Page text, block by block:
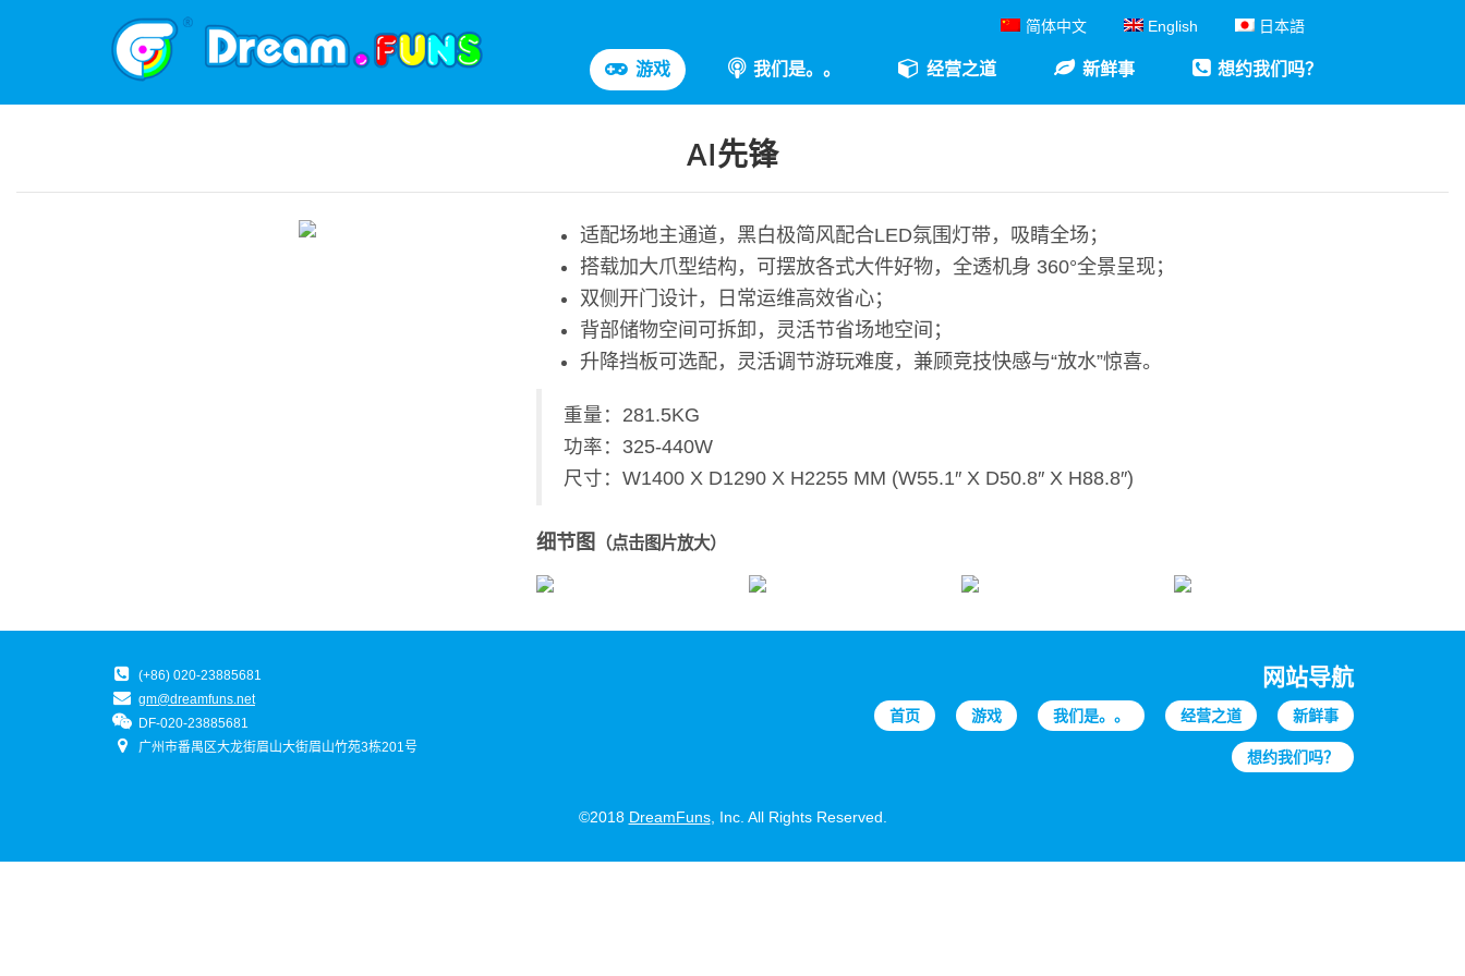
简体中文 English 日本語
游戏 我们是。。 经营之道 新鲜事 想约我们吗？
AI先锋
适配场地主通道，黑白极简风配合LED氛围灯带，吸睛全场；
搭载加大爪型结构，可摆放各式大件好物，全透机身 360°全景呈现；
双侧开门设计，日常运维高效省心；
背部储物空间可拆卸，灵活节省场地空间；
升降挡板可选配，灵活调节游玩难度，兼顾竞技快感与“放水”惊喜。
重量：281.5KG
功率：325-440W
尺寸：W1400 X D1290 X H2255 MM (W55.1″ X D50.8″ X H88.8″)
细节图 （点击图片放大）
(+86) 020-23885681
gm@dreamfuns.net
DF-020-23885681
广州市番禺区大龙街眉山大街眉山竹苑3栋201号
网站导航
首页 游戏 我们是。。 经营之道 新鲜事
想约我们吗？
©2018 DreamFuns, Inc. All Rights Reserved.